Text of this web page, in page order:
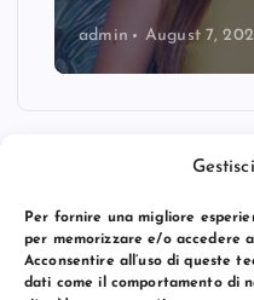
Per fornire una migliore
per memorizzare e/o accedere
Acconsentire all’uso di queste
dati come il comportamento di
admin August 7,